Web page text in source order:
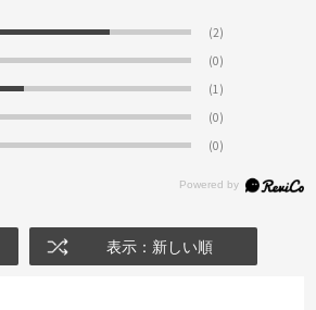
(2)
(0)
(1)
(0)
(0)
表示：新しい順